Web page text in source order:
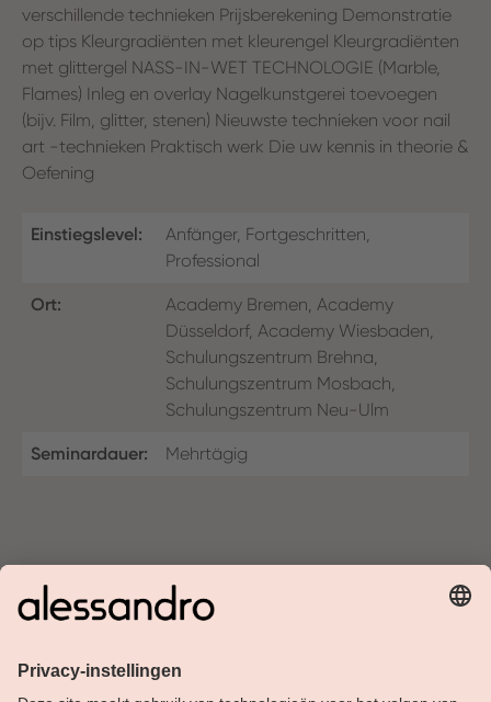
verschillende technieken Prijsberekening Demonstratie
op tips Kleurgradiënten met kleurengel Kleurgradiënten
met glittergel NASS-IN-WET TECHNOLOGIE (Marble,
Flames) Inleg en overlay Nagelkunstgerei toevoegen
(bijv. Film, glitter, stenen) Nieuwste technieken voor nail
art -technieken Praktisch werk Die uw kennis in theorie &
Oefening
Einstiegslevel:
Anfänger, Fortgeschritten,
Professional
Ort:
Academy Bremen, Academy
Düsseldorf, Academy Wiesbaden,
Schulungszentrum Brehna,
Schulungszentrum Mosbach,
Schulungszentrum Neu-Ulm
Seminardauer: Mehrtägig